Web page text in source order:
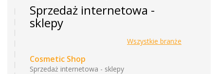
Sprzedaż internetowa -
sklepy
Wszystkie branże
Cosmetic Shop
Sprzedaż internetowa - sklepy